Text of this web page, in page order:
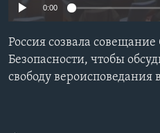
Языки
0:00
Россия созвала совещание
Безопасности, чтобы
свободу вероисповедания